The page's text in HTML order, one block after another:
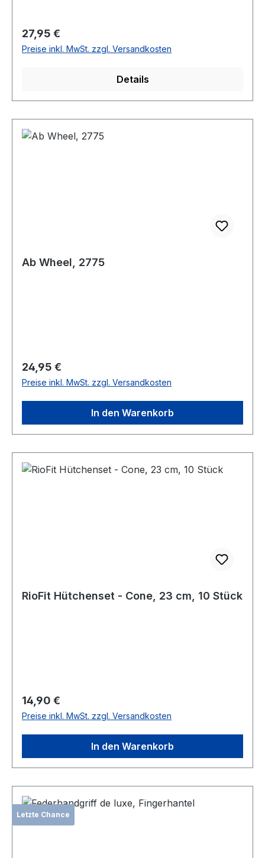
Regulärer Preis:
27,95 €
Preise inkl. MwSt. zzgl. Versandkosten
Details
Ab Wheel, 2775
Regulärer Preis:
24,95 €
Preise inkl. MwSt. zzgl. Versandkosten
In den Warenkorb
RioFit Hütchenset - Cone, 23 cm, 10 Stück
Regulärer Preis:
14,90 €
Preise inkl. MwSt. zzgl. Versandkosten
In den Warenkorb
Letzte Chance